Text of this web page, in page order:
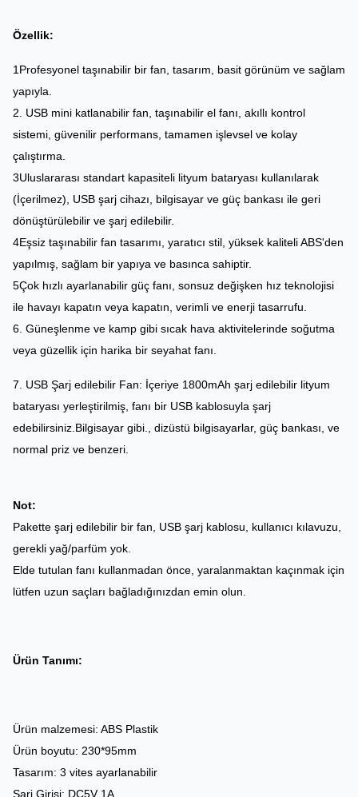
Özellik:
1Profesyonel taşınabilir bir fan, tasarım, basit görünüm ve sağlam
yapıyla.
2. USB mini katlanabilir fan, taşınabilir el fanı, akıllı kontrol
sistemi, güvenilir performans, tamamen işlevsel ve kolay
çalıştırma.
3Uluslararası standart kapasiteli lityum bataryası kullanılarak
(İçerilmez), USB şarj cihazı, bilgisayar ve güç bankası ile geri
dönüştürülebilir ve şarj edilebilir.
4Eşsiz taşınabilir fan tasarımı, yaratıcı stil, yüksek kaliteli ABS'den
yapılmış, sağlam bir yapıya ve basınca sahiptir.
5Çok hızlı ayarlanabilir güç fanı, sonsuz değişken hız teknolojisi
ile havayı kapatın veya kapatın, verimli ve enerji tasarrufu.
6. Güneşlenme ve kamp gibi sıcak hava aktivitelerinde soğutma
veya güzellik için harika bir seyahat fanı.
7. USB Şarj edilebilir Fan: İçeriye 1800mAh şarj edilebilir lityum
bataryası yerleştirilmiş, fanı bir USB kablosuyla şarj
edebilirsiniz.Bilgisayar gibi., dizüstü bilgisayarlar, güç bankası, ve
normal priz ve benzeri.
Not:
Pakette şarj edilebilir bir fan, USB şarj kablosu, kullanıcı kılavuzu,
gerekli yağ/parfüm yok.
Elde tutulan fanı kullanmadan önce, yaralanmaktan kaçınmak için
lütfen uzun saçları bağladığınızdan emin olun.
Ürün Tanımı:
Ürün malzemesi: ABS Plastik
Ürün boyutu: 230*95mm
Tasarım: 3 vites ayarlanabilir
Şarj Girişi: DC5V 1A